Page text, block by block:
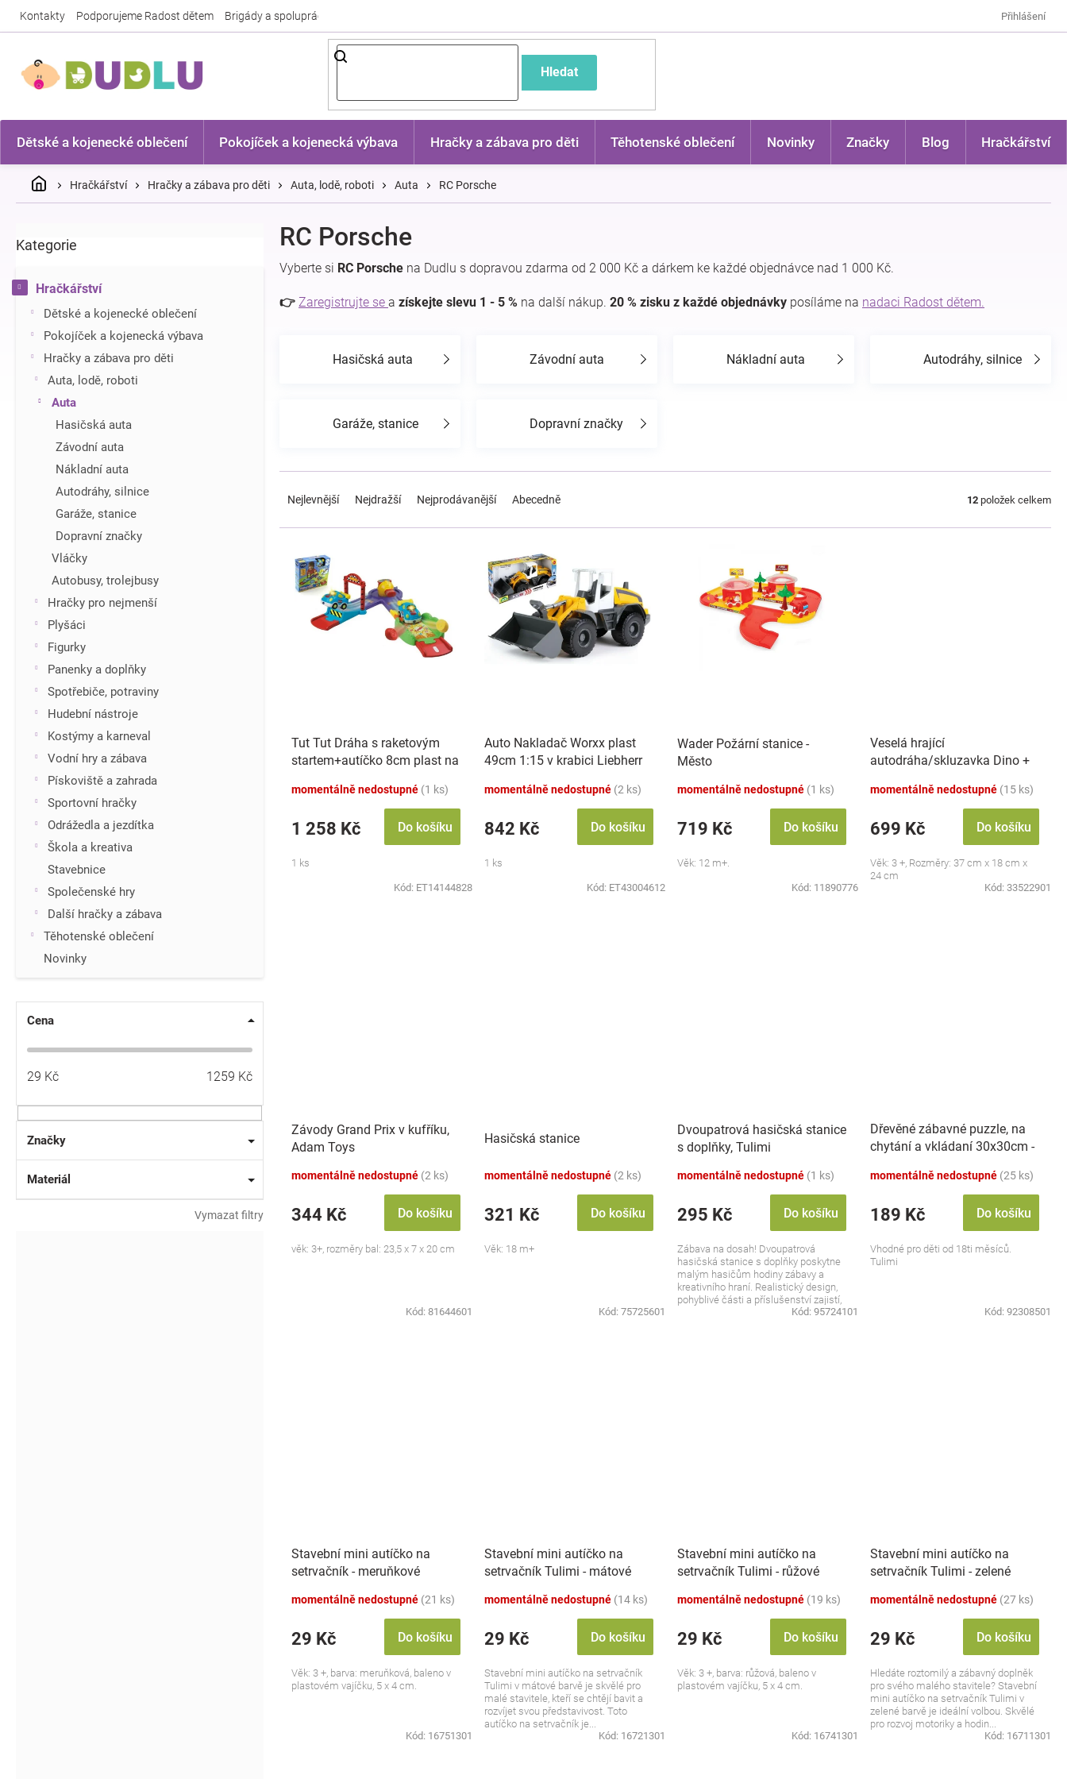
Kontakty Podporujeme Radost dětem Brigády a spolupráce Přihlášení
Hledat
Dětské a kojenecké oblečení Pokojíček a kojenecká výbava Hračky a zábava pro děti Těhotenské oblečení Novinky Značky Blog Hračkářství
DomůHračkářství Hračky a zábava pro děti Auta, lodě, roboti Auta RC Porsche
o
t
r
Přeskočit
Kategorie
Hračkářství
Dětské a kojenecké oblečení
Pokojíček a kojenecká výbava
Hračky a zábava pro děti
Auta, lodě, roboti
Auta
Hasičská auta
Závodní auta
Nákladní auta
Autodráhy, silnice
Garáže, stanice
Dopravní značky
Vláčky
Autobusy, trolejbusy
Hračky pro nejmenší
Plyšáci
Figurky
Panenky a doplňky
Spotřebiče, potraviny
Hudební nástroje
Kostýmy a karneval
Vodní hry a zábava
Pískoviště a zahrada
Sportovní hračky
Odrážedla a jezdítka
Škola a kreativa
Stavebnice
Společenské hry
Další hračky a zábava
Těhotenské oblečení
Novinky
Cena
29 Kč 1259 Kč
Značky
Materiál
Vymazat filtry
RC Porsche
Vyberte si RC Porsche na Dudlu s dopravou zdarma od 2 000 Kč a dárkem ke každé objednávce nad 1 000 Kč.
👉 Zaregistrujte se a získejte slevu 1 - 5 % na další nákup. 20 % zisku z každé objednávky posíláme na nadaci Radost dětem.
Hasičská auta Závodní auta Nákladní auta Autodráhy, silnice
Garáže, stanice Dopravní značky
e
Nejlevnější Nejdražší Nejprodávanější Abecedně 12 položek celkem
Tut Tut Dráha s raketovým
startem+autíčko 8cm plast na
v
momentálně nedostupné (1 ks)
1 258 Kč Do košíku
1 ks
Kód: ET14144828
Auto Nakladač Worxx plast
49cm 1:15 v krabici Liebherr
momentálně nedostupné (2 ks)
842 Kč Do košíku
1 ks
Kód: ET43004612
Wader Požární stanice -
Město
momentálně nedostupné (1 ks)
719 Kč Do košíku
Věk: 12 m+.
Kód: 11890776
Veselá hrající
autodráha/skluzavka Dino +
momentálně nedostupné (15 ks)
699 Kč Do košíku
Věk: 3 +, Rozměry: 37 cm x 18 cm x
24 cm
Kód: 33522901
Závody Grand Prix v kufříku,
Adam Toys
momentálně nedostupné (2 ks)
344 Kč Do košíku
věk: 3+, rozměry bal: 23,5 x 7 x 20 cm
Kód: 81644601
Hasičská stanice
momentálně nedostupné (2 ks)
321 Kč Do košíku
Věk: 18 m+
Kód: 75725601
Dvoupatrová hasičská stanice
s doplňky, Tulimi
momentálně nedostupné (1 ks)
295 Kč Do košíku
Zábava na dosah! Dvoupatrová
hasičská stanice s doplňky poskytne
malým hasičům hodiny zábavy a
kreativního hraní. Realistický design,
pohyblivé části a příslušenství zajistí,
Kód: 95724101
Dřevěné zábavné puzzle, na
chytání a vkládaní 30x30cm -
momentálně nedostupné (25 ks)
189 Kč Do košíku
Vhodné pro děti od 18ti měsíců.
Tulimi
Kód: 92308501
Stavební mini autíčko na
setrvačník - meruňkové
momentálně nedostupné (21 ks)
29 Kč Do košíku
Věk: 3 +, barva: meruňková, baleno v
plastovém vajíčku, 5 x 4 cm.
Kód: 16751301
Stavební mini autíčko na
setrvačník Tulimi - mátové
momentálně nedostupné (14 ks)
29 Kč Do košíku
Stavební mini autíčko na setrvačník
Tulimi v mátové barvě je skvělé pro
malé stavitele, kteří se chtějí bavit a
rozvíjet svou představivost. Toto
autíčko na setrvačník je...
Kód: 16721301
Stavební mini autíčko na
setrvačník Tulimi - růžové
momentálně nedostupné (19 ks)
29 Kč Do košíku
Věk: 3 +, barva: růžová, baleno v
plastovém vajíčku, 5 x 4 cm.
Kód: 16741301
Stavební mini autíčko na
setrvačník Tulimi - zelené
momentálně nedostupné (27 ks)
29 Kč Do košíku
Hledáte roztomilý a zábavný doplněk
pro svého malého stavitele? Stavební
mini autíčko na setrvačník Tulimi v
zelené barvě je ideální volbou. Skvělé
pro rozvoj motoriky a hodin...
Kód: 16711301